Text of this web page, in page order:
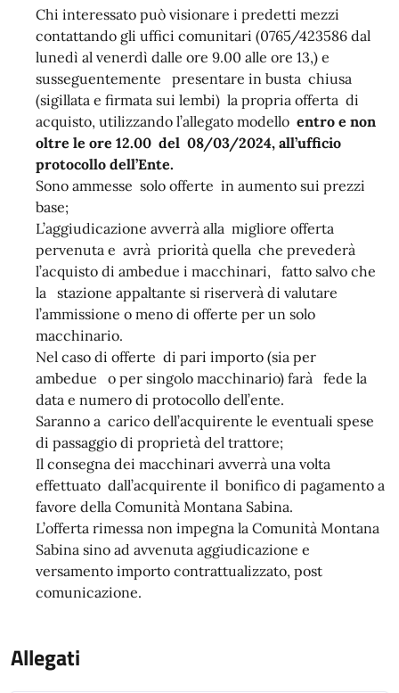
Chi interessato può visionare i predetti mezzi
contattando gli uffici comunitari (0765/423586 dal
lunedì al venerdì dalle ore 9.00 alle ore 13,) e
susseguentemente presentare in busta chiusa
(sigillata e firmata sui lembi) la propria offerta di
acquisto, utilizzando l’allegato modello entro e non
oltre le ore 12.00 del 08/03/2024, all’ufficio
protocollo dell’Ente.
Sono ammesse solo offerte in aumento sui prezzi
base;
L’aggiudicazione avverrà alla migliore offerta
pervenuta e avrà priorità quella che prevederà
l’acquisto di ambedue i macchinari, fatto salvo che
la stazione appaltante si riserverà di valutare
l’ammissione o meno di offerte per un solo
macchinario.
Nel caso di offerte di pari importo (sia per
ambedue o per singolo macchinario) farà fede la
data e numero di protocollo dell’ente.
Saranno a carico dell’acquirente le eventuali spese
di passaggio di proprietà del trattore;
Il consegna dei macchinari avverrà una volta
effettuato dall’acquirente il bonifico di pagamento a
favore della Comunità Montana Sabina.
L’offerta rimessa non impegna la Comunità Montana
Sabina sino ad avvenuta aggiudicazione e
versamento importo contrattualizzato, post
comunicazione.
Allegati